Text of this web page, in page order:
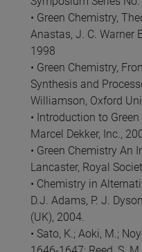
• Green Chemistry,
Anastas, J. C. Warner
1998
• Green Chemistry,
Synthesis and
Williamson, Oxford
• Introduction to
Marcel Dekker, Inc.,
• Green Chemistry An
Lancaster, Royal
• Chemistry in
D.J. Adams, P. J.
(UK), 2004.
• Sato, K.; Aoki, M.;